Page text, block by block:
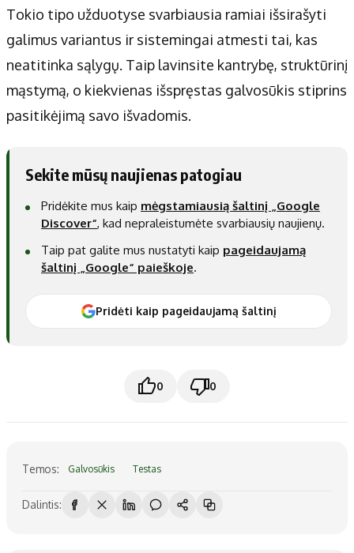
Tokio tipo užduotyse svarbiausia ramiai išsirašyti
galimus variantus ir sistemingai atmesti tai, kas
neatitinka sąlygų. Taip lavinsite kantrybę, struktūrinį
mąstymą, o kiekvienas išspręstas galvosūkis stiprins
pasitikėjimą savo išvadomis.
Sekite mūsų naujienas patogiau
Pridėkite mus kaip mėgstamiausią šaltinį „Google
Discover“, kad nepraleistumėte svarbiausių naujienų.
Taip pat galite mus nustatyti kaip pageidaujamą
šaltinį „Google“ paieškoje.
Pridėti kaip pageidaujamą šaltinį
0 0
Temos: Galvosūkis Testas
Dalintis: